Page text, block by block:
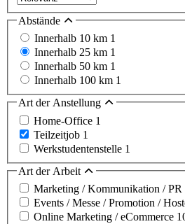
Abstände
Innerhalb 10 km 1
Innerhalb 25 km 1
Innerhalb 50 km 1
Innerhalb 100 km 1
Art der Anstellung
Home-Office 1
Teilzeitjob 1
Werkstudentenstelle 1
Art der Arbeit
Marketing / Kommunikation / PR
Events / Messe / Promotion /
Online Marketing / eCommerce